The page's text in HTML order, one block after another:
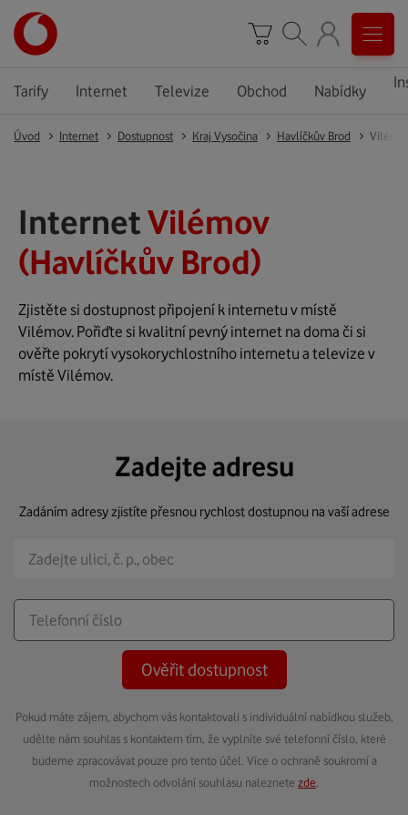
Tarify Internet Televize Obchod Nabídky
Úvod Internet Dostupnost Kraj Vysočina Havlíčkův Brod
InternetVilémov
(Havlíčkův Brod)
Zjistěte si dostupnost připojení k internetu v místě
Vilémov. Pořiďte si kvalitní pevný internet na doma či si
ověřte pokrytí vysokorychlostního internetu a televize v
místě Vilémov.
Zadejte adresu
Zadáním adresy zjistíte přesnou rychlost dostupnou na vaší adrese
Ověřit dostupnost
Pokud máte zájem, abychom vás kontaktovali s individuální nabídkou služeb,
udělte nám souhlas s kontaktem tím, že vyplníte své telefonní číslo, které
budeme zpracovávat pouze pro tento účel. Více o ochraně soukromí a
možnostech odvolání souhlasu naleznete zde